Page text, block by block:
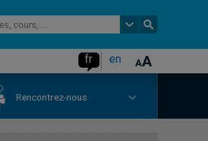
fr en
Rencontrez-nous